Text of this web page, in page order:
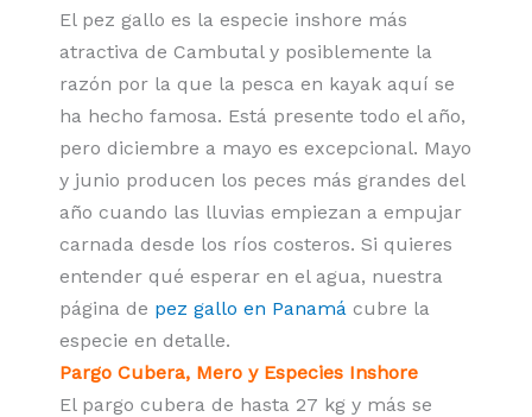
El pez gallo es la especie inshore más
atractiva de Cambutal y posiblemente la
razón por la que la pesca en kayak aquí se
ha hecho famosa. Está presente todo el año,
pero diciembre a mayo es excepcional. Mayo
y junio producen los peces más grandes del
año cuando las lluvias empiezan a empujar
carnada desde los ríos costeros. Si quieres
entender qué esperar en el agua, nuestra
página de pez gallo en Panamá cubre la
especie en detalle.
Pargo Cubera, Mero y Especies Inshore
El pargo cubera de hasta 27 kg y más se